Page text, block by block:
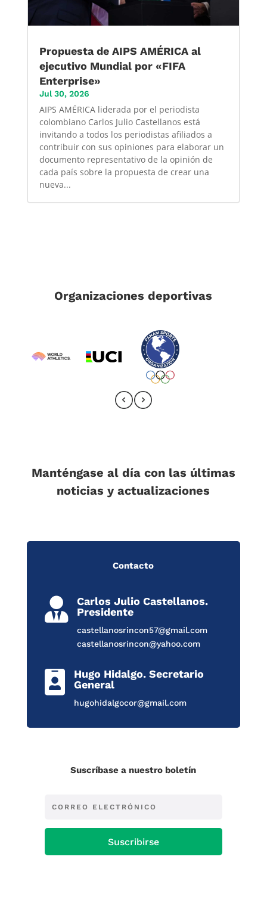
Propuesta de AIPS AMÉRICA al
ejecutivo Mundial por «FIFA
Enterprise»
Jul 30, 2026
AIPS AMÉRICA liderada por el periodista
colombiano Carlos Julio Castellanos está
invitando a todos los periodistas afiliados a
contribuir con sus opiniones para elaborar un
documento representativo de la opinión de
cada país sobre la propuesta de crear una
nueva...
Organizaciones deportivas
Manténgase al día con las últimas
noticias y actualizaciones
Contacto

Carlos Julio Castellanos.
Presidente
castellanosrincon57@gmail.com
castellanosrincon@yahoo.com

Hugo Hidalgo. Secretario
General
hugohidalgocor@gmail.com
Suscríbase a nuestro boletín
Suscribirse